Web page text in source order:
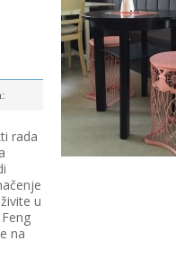
rada
u
na